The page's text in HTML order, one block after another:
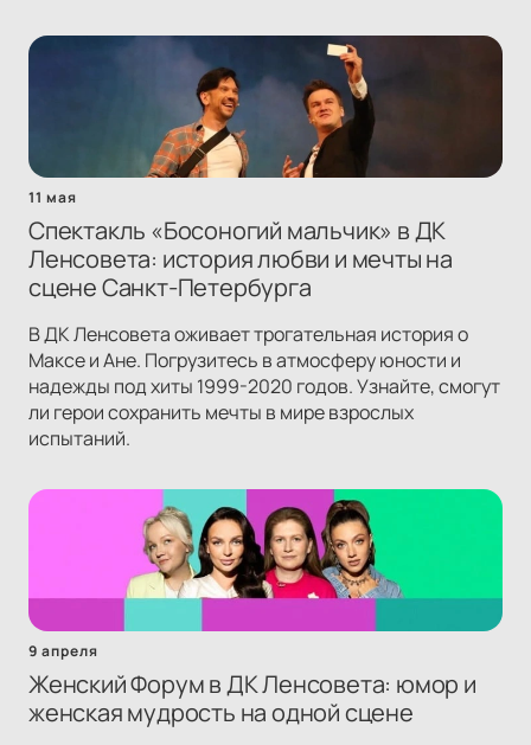
11 мая
Спектакль «Босоногий мальчик» в ДК
Ленсовета: история любви и мечты на
сцене Санкт-Петербурга
В ДК Ленсовета оживает трогательная история о
Максе и Ане. Погрузитесь в атмосферу юности и
надежды под хиты 1999-2020 годов. Узнайте, смогут
ли герои сохранить мечты в мире взрослых
испытаний.
9 апреля
Женский Форум в ДК Ленсовета: юмор и
женская мудрость на одной сцене